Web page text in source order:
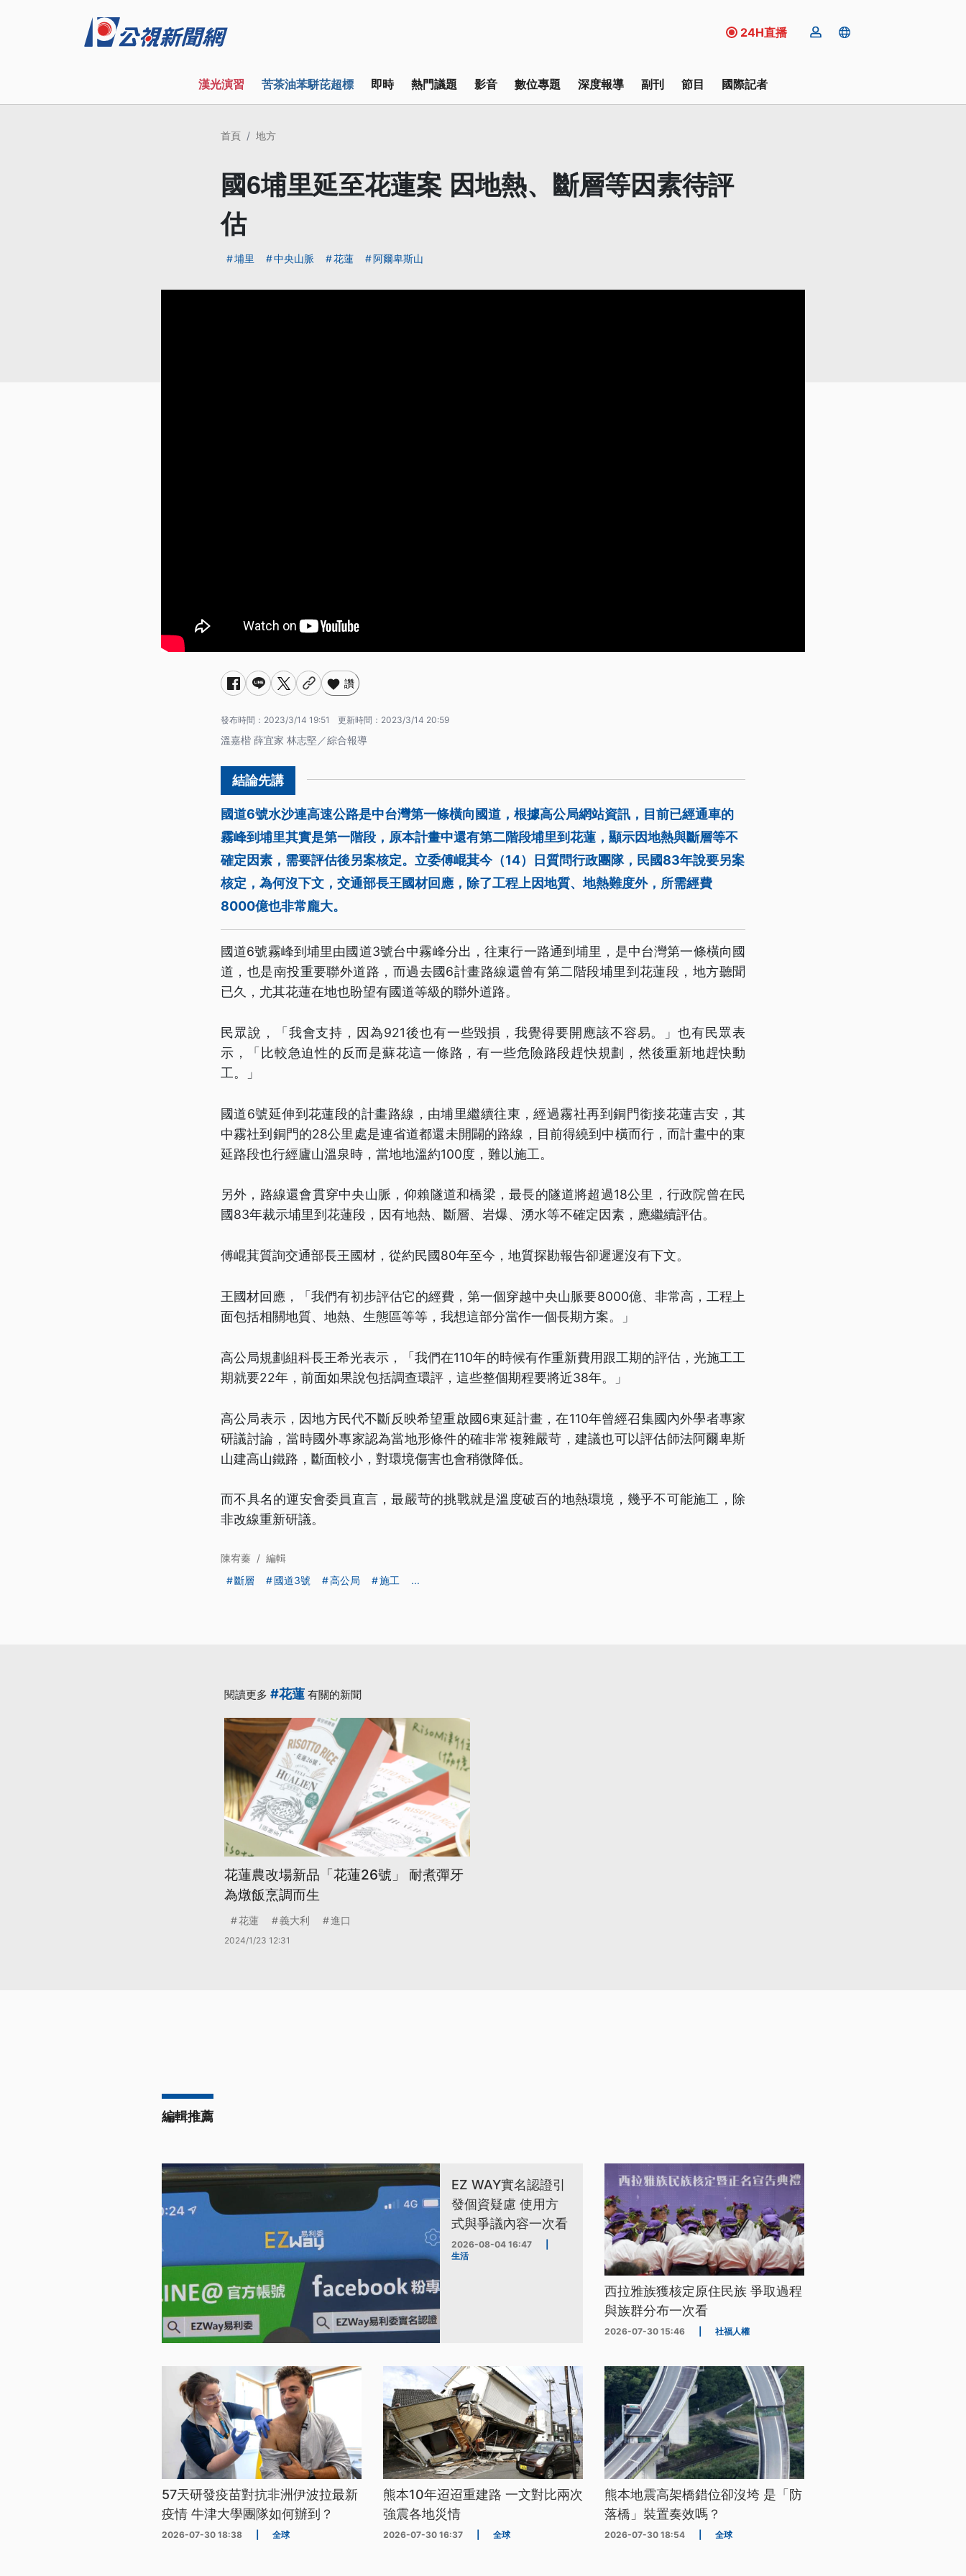
24H直播
漢光演習 苦茶油苯駢芘超標 即時 熱門議題 影音 數位專題 深度報導 副刊 節目 國際記者
首頁 地方
國6埔里延至花蓮案 因地熱、斷層等因素待評
估
埔里 中央山脈 花蓮 阿爾卑斯山
讚
發布時間： 2023/3/14 19:51 更新時間： 2023/3/14 20:59
溫嘉楷 薛宜家 林志堅／綜合報導
國道6號水沙連高速公路是中台灣第一條橫向國道，根據高公局網站資訊，目前已經通車的
霧峰到埔里其實是第一階段，原本計畫中還有第二階段埔里到花蓮，顯示因地熱與斷層等不
確定因素，需要評估後另案核定。立委傅崐萁今（14）日質問行政團隊，民國83年說要另案
核定，為何沒下文，交通部長王國材回應，除了工程上因地質、地熱難度外，所需經費
8000億也非常龐大。
國道6號霧峰到埔里由國道3號台中霧峰分出，往東行一路通到埔里，是中台灣第一條橫向國
道，也是南投重要聯外道路，而過去國6計畫路線還曾有第二階段埔里到花蓮段，地方聽聞
已久，尤其花蓮在地也盼望有國道等級的聯外道路。
民眾說，「我會支持，因為921後也有一些毀損，我覺得要開應該不容易。」也有民眾表
示，「比較急迫性的反而是蘇花這一條路，有一些危險路段趕快規劃，然後重新地趕快動
工。」
國道6號延伸到花蓮段的計畫路線，由埔里繼續往東，經過霧社再到銅門銜接花蓮吉安，其
中霧社到銅門的28公里處是連省道都還未開闢的路線，目前得繞到中橫而行，而計畫中的東
延路段也行經廬山溫泉時，當地地溫約100度，難以施工。
另外，路線還會貫穿中央山脈，仰賴隧道和橋梁，最長的隧道將超過18公里，行政院曾在民
國83年裁示埔里到花蓮段，因有地熱、斷層、岩爆、湧水等不確定因素，應繼續評估。
傅崐萁質詢交通部長王國材，從約民國80年至今，地質探勘報告卻遲遲沒有下文。
王國材回應，「我們有初步評估它的經費，第一個穿越中央山脈要8000億、非常高，工程上
面包括相關地質、地熱、生態區等等，我想這部分當作一個長期方案。」
高公局規劃組科長王希光表示，「我們在110年的時候有作重新費用跟工期的評估，光施工工
期就要22年，前面如果說包括調查環評，這些整個期程要將近38年。」
高公局表示，因地方民代不斷反映希望重啟國6東延計畫，在110年曾經召集國內外學者專家
研議討論，當時國外專家認為當地形條件的確非常複雜嚴苛，建議也可以評估師法阿爾卑斯
山建高山鐵路，斷面較小，對環境傷害也會稍微降低。
而不具名的運安會委員直言，最嚴苛的挑戰就是溫度破百的地熱環境，幾乎不可能施工，除
非改線重新研議。
陳宥蓁 / 編輯
斷層
國道3號 高公局 施工 ...
閱讀更多 #花蓮 有關的新聞
花蓮農改場新品「花蓮26號」 耐煮彈牙
為燉飯烹調而生
花蓮 義大利 進口
2024/1/23 12:31
編輯推薦
EZ WAY實名認證引
發個資疑慮 使用方
式與爭議內容一次看
2026-08-04 16:47
生活
西拉雅族獲核定原住民族 爭取過程
與族群分布一次看
2026-07-30 15:46 社福人權
57天研發疫苗對抗非洲伊波拉最新
疫情 牛津大學團隊如何辦到？
2026-07-30 18:38 全球
熊本10年迢迢重建路 一文對比兩次
強震各地災情
2026-07-30 16:37 全球
熊本地震高架橋錯位卻沒垮 是「防
落橋」裝置奏效嗎？
2026-07-30 18:54 全球